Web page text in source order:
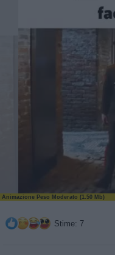
Animazione Peso Moderato (1.50 Mb)
Stime: 7